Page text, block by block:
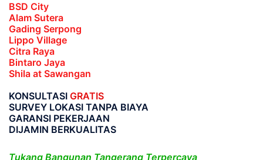
BSD City
Alam Sutera
Gading Serpong
Lippo Village
Citra Raya
Bintaro Jaya
Shila at Sawangan
KONSULTASI GRATIS
SURVEY LOKASI TANPA BIAYA
GARANSI PEKERJAAN
DIJAMIN BERKUALITAS
Tukang Bangunan Tangerang Terpercaya